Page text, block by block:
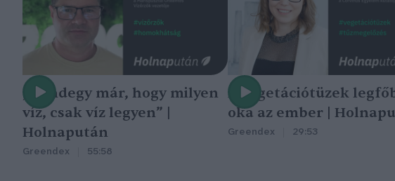
„Mindegy már, hogy milyen
víz, csak víz legyen” |
Holnapután
Greendex 55:58
A vegetációtüzek
oka az ember |
Greendex 29:53